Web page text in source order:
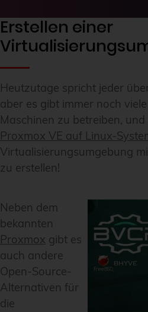
Erstellen einer
Heutzutage spricht jeder
aber es gibt immer noch
Maschinen zu betreiben,
Proxmox VE auf Linux-
Virtualisierungsumgebung
zu erstellen!
Neben dem
bekannten
Proxmox gibt es
auch andere
Open-Source-
Alternativen für
die